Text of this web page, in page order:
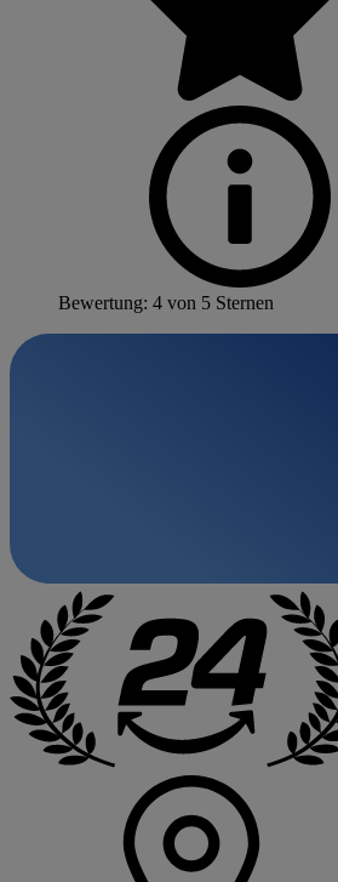
Bewertung: 4 von 5 Sternen